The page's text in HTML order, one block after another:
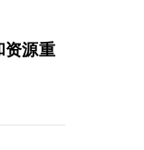
资源重